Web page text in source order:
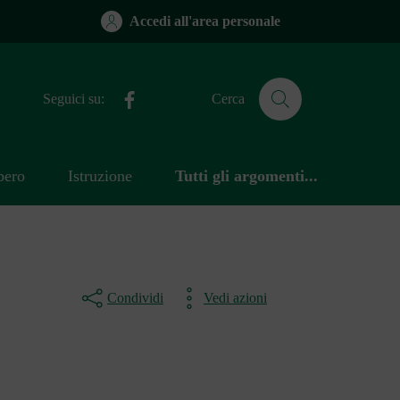
Accedi all'area personale
Seguici su: Cerca
Istruzione Tutti gli argomenti...
Condividi Vedi azioni